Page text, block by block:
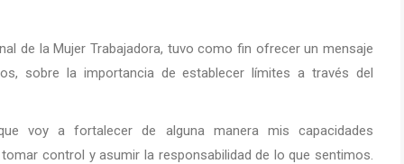
de la Mujer Trabajadora, tuvo como fin ofrecer un mensaje
sobre la importancia de establecer límites a través del
voy a fortalecer de alguna manera mis capacidades
control y asumir la responsabilidad de lo que sentimos.